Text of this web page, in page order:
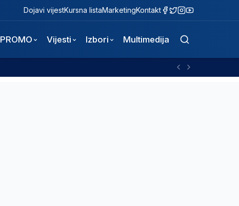
Dojavi vijestKursna listaMarketingKontakt
PROMO Vijesti Izbori Multimedija